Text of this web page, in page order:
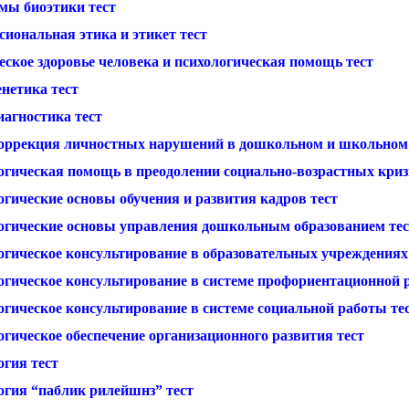
биоэтики тест
этика и этикет тест
здоровье человека и психологическая помощь тест
тест
тест
личностных нарушений в дошкольном и школьном
помощь в преодолении социально-возрастных
основы обучения и развития кадров тест
основы управления дошкольным образованием
консультирование в образовательных учреждениях
консультирование в системе профориентационной
консультирование в системе социальной работы
обеспечение организационного развития тест
тест
“паблик рилейшнз” тест